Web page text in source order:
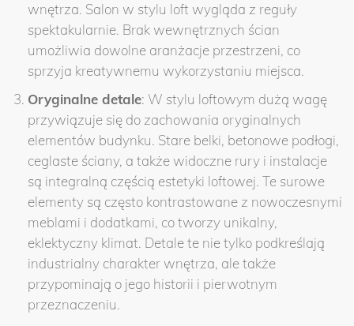
wnętrza. Salon w stylu loft wygląda z reguły
spektakularnie. Brak wewnętrznych ścian
umożliwia dowolne aranżacje przestrzeni, co
sprzyja kreatywnemu wykorzystaniu miejsca.
Oryginalne detale: W stylu loftowym dużą wagę
przywiązuje się do zachowania oryginalnych
elementów budynku. Stare belki, betonowe podłogi,
ceglaste ściany, a także widoczne rury i instalacje
są integralną częścią estetyki loftowej. Te surowe
elementy są często kontrastowane z nowoczesnymi
meblami i dodatkami, co tworzy unikalny,
eklektyczny klimat. Detale te nie tylko podkreślają
industrialny charakter wnętrza, ale także
przypominają o jego historii i pierwotnym
przeznaczeniu.